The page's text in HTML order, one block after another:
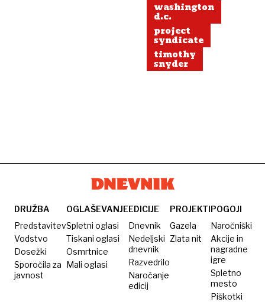
washington
d.c.
project
syndicate
timothy
snyder
DRUŽBA
Predstavitev
Vodstvo
Dosežki
Sporočila za
javnost
OGLAŠEVANJE
Spletni oglasi
Tiskani oglasi
Osmrtnice
Mali oglasi
EDICIJE
Dnevnik
Nedeljski
dnevnik
Razvedrilo
Naročanje
edicij
PROJEKTI
Gazela
Zlata nit
POGOJI
Naročniški
Akcije in
nagradne
igre
Spletno
mesto
Piškotki